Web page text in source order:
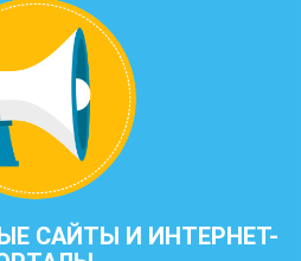
САЙТЫ И ИНТЕРНЕТ-